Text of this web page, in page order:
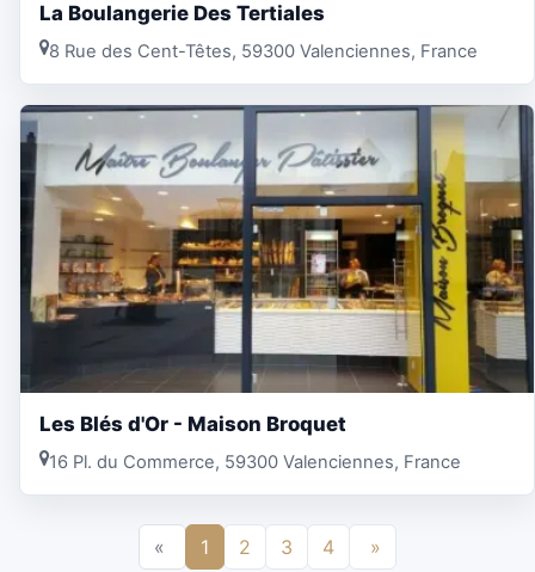
La Boulangerie Des Tertiales
8 Rue des Cent-Têtes, 59300 Valenciennes, France
Les Blés d'Or - Maison Broquet
16 Pl. du Commerce, 59300 Valenciennes, France
« 1 2 3 4 »